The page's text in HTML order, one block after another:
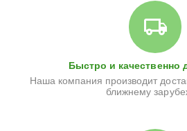
Быстро и качественно
Наша компания производит
ближнему